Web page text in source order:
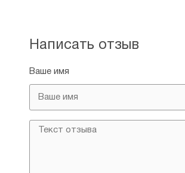
Написать отзыв
Ваше имя